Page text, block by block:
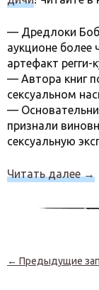
— Дредлоки
аукционе
артефакт регги-
— Автора книг
сексуальном
—
признали
сексуальную
Читать далее→
Навигация по
← Предыдущие